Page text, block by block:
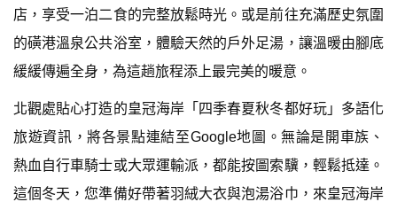
店，享受一泊二食的完整放鬆時光。或是前往充滿歷史氛圍
的磺港溫泉公共浴室，體驗天然的戶外足湯，讓溫暖由腳底
緩緩傳遍全身，為這趟旅程添上最完美的暖意。
北觀處貼心打造的皇冠海岸「四季春夏秋冬都好玩」多語化
旅遊資訊，將各景點連結至Google地圖。無論是開車族、
熱血自行車騎士或大眾運輸派，都能按圖索驥，輕鬆抵達。
這個冬天，您準備好帶著羽絨大衣與泡湯浴巾，來皇冠海岸